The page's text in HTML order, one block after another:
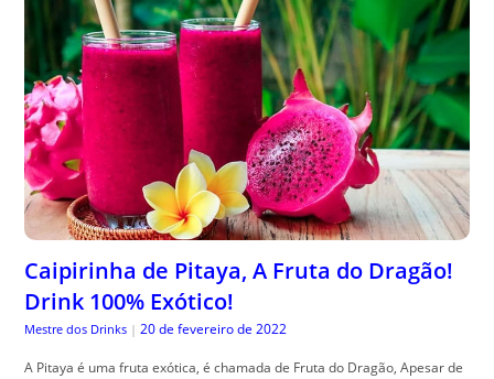
Caipirinha de Pitaya, A Fruta do Dragão!
Drink 100% Exótico!
Mestre dos Drinks | 20 de fevereiro de 2022
A Pitaya é uma fruta exótica, é chamada de Fruta do Dragão, Apesar de